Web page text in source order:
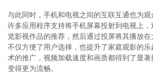
与此同时，手机和电视之间的互联互通也为观
许多应用程序支持将手机屏幕投射到电视上，
览影视作品的推荐，然后通过投屏将其播放
不仅方便了用户选择，也提升了家庭观影的
术的推广，视频加载速度和画质都得到了显
变得更为流畅。